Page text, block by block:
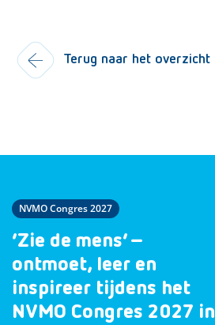
Terug naar het overzicht
NVMO Congres 2027
‘Zie de mens’ –
ontmoet, leer en
inspireer tijdens het
NVMO Congres 2027 in